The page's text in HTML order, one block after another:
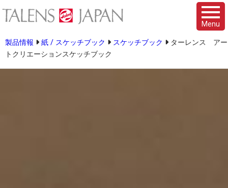
Menu
製品情報 紙 / スケッチブック スケッチブック
ターレンス アー
トクリエーションスケッチブック